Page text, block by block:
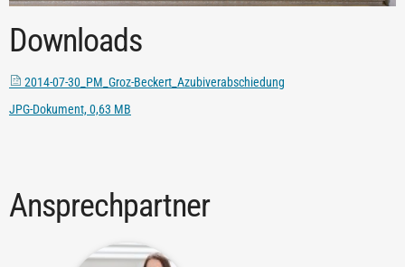
Downloads
2014-07-30_PM_Groz-Beckert_Azubiverabschiedung
JPG-Dokument, 0,63 MB
Ansprechpartner